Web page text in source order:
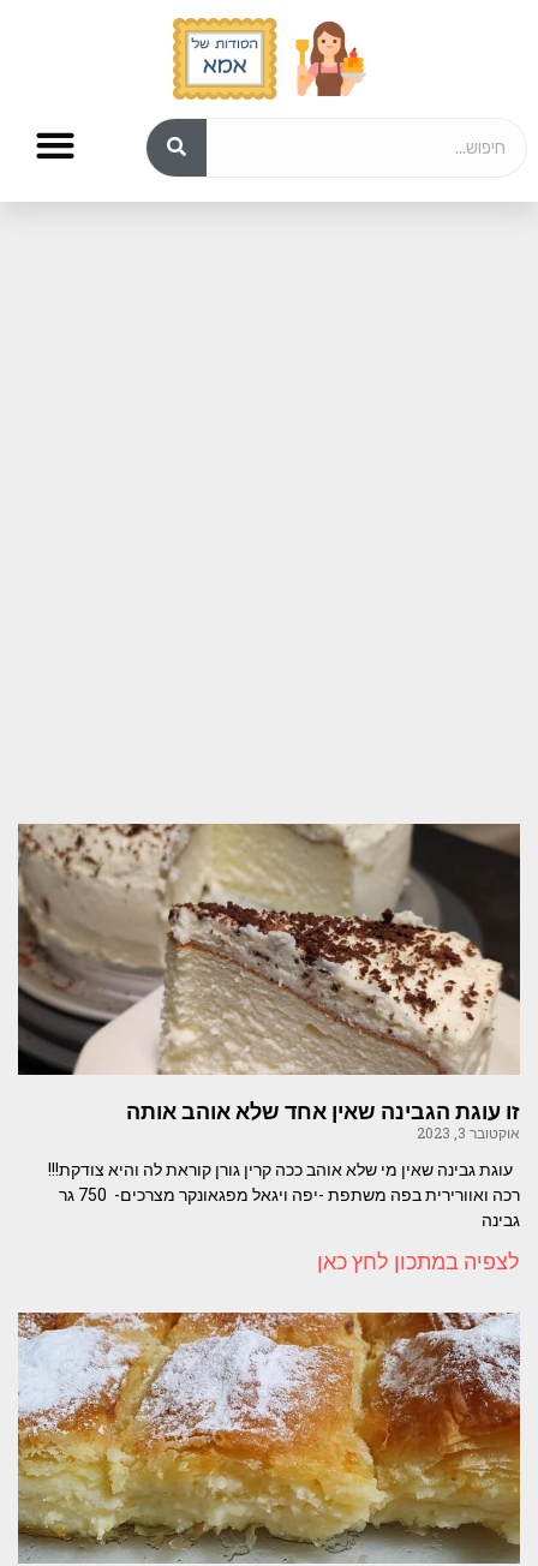
עוגות גבינה
זו עוגת הגבינה שאין אחד שלא אוהב אותה
אוקטובר 3, 2023
עוגת גבינה שאין מי שלא אוהב ככה קרין גורן קוראת לה והיא צודקת!!!
רכה ואוורירית בפה משתפת -יפה ויגאל מפגאונקר מצרכים- 750 גר
גבינה
לצפיה במתכון לחץ כאן